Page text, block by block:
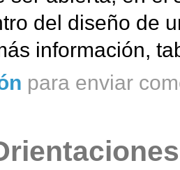
del diseño de
información,
para enviar